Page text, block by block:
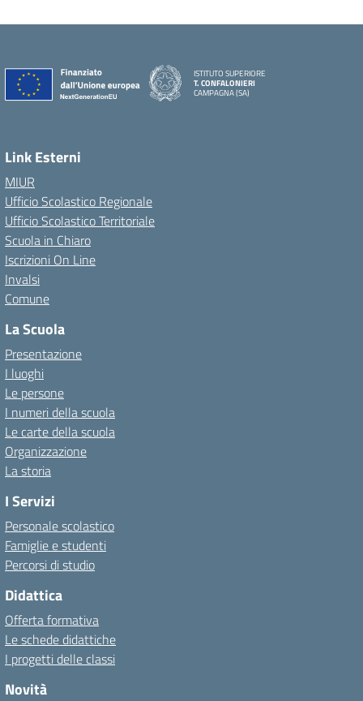
ISTITUTO SUPERIORE
T. CONFALONIERI
CAMPAGNA (SA)
Link Esterni
MIUR
Ufficio Scolastico Regionale
Ufficio Scolastico Territoriale
Scuola in Chiaro
Iscrizioni On Line
Invalsi
Comune
La Scuola
Presentazione
I luoghi
Le persone
I numeri della scuola
Le carte della scuola
Organizzazione
La storia
I Servizi
Personale scolastico
Famiglie e studenti
Percorsi di studio
Didattica
Offerta formativa
Le schede didattiche
I progetti delle classi
Novità